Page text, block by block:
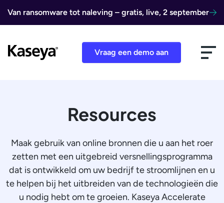
Van ransomware tot naleving – gratis, live, 2 september
Vraag een demo aan
Resources
Maak gebruik van online bronnen die u aan het roer
zetten met een uitgebreid versnellingsprogramma
dat is ontwikkeld om uw bedrijf te stroomlijnen en u
te helpen bij het uitbreiden van de technologieën die
u nodig hebt om te groeien. Kaseya Accelerate